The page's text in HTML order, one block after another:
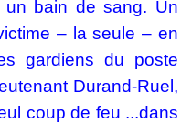
un bain de sang. Un
– la seule – en
gardiens du poste
Durand-Ruel,
coup de feu ...dans